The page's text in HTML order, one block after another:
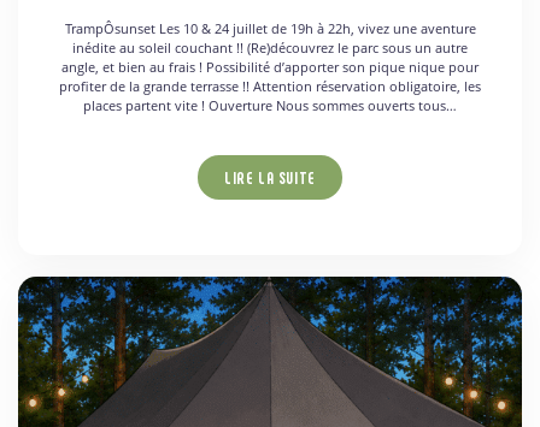
TrampÔsunset Les 10 & 24 juillet de 19h à 22h, vivez une aventure
inédite au soleil couchant !! (Re)découvrez le parc sous un autre
angle, et bien au frais ! Possibilité d’apporter son pique nique pour
profiter de la grande terrasse !! Attention réservation obligatoire, les
places partent vite ! Ouverture Nous sommes ouverts tous…
LIRE LA SUITE